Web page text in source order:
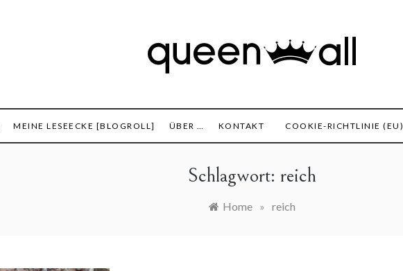
MEINE LESEECKE [BLOGROLL] ÜBER … KONTAKT COOKIE-RICHTLINIE (EU)
Schlagwort: reich
Home » reich